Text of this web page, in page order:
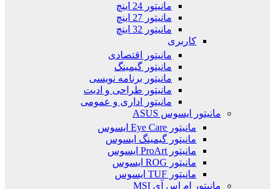
مانیتور 24 اینچ
مانیتور 27 اینچ
مانیتور 32 اینچ
کاربری
مانیتور اقتصادی
مانیتور گیمینگ
مانیتور برنامه نویسی
مانیتور طراحی و ادیت
مانیتور اداری و عمومی
مانیتور ایسوس ASUS
مانیتور Eye Care ایسوس
مانیتور گیمینگ ایسوس
مانیتور ProArt ایسوس
مانیتور ROG ایسوس
مانیتور TUF ایسوس
مانیتور ام اس آی MSI